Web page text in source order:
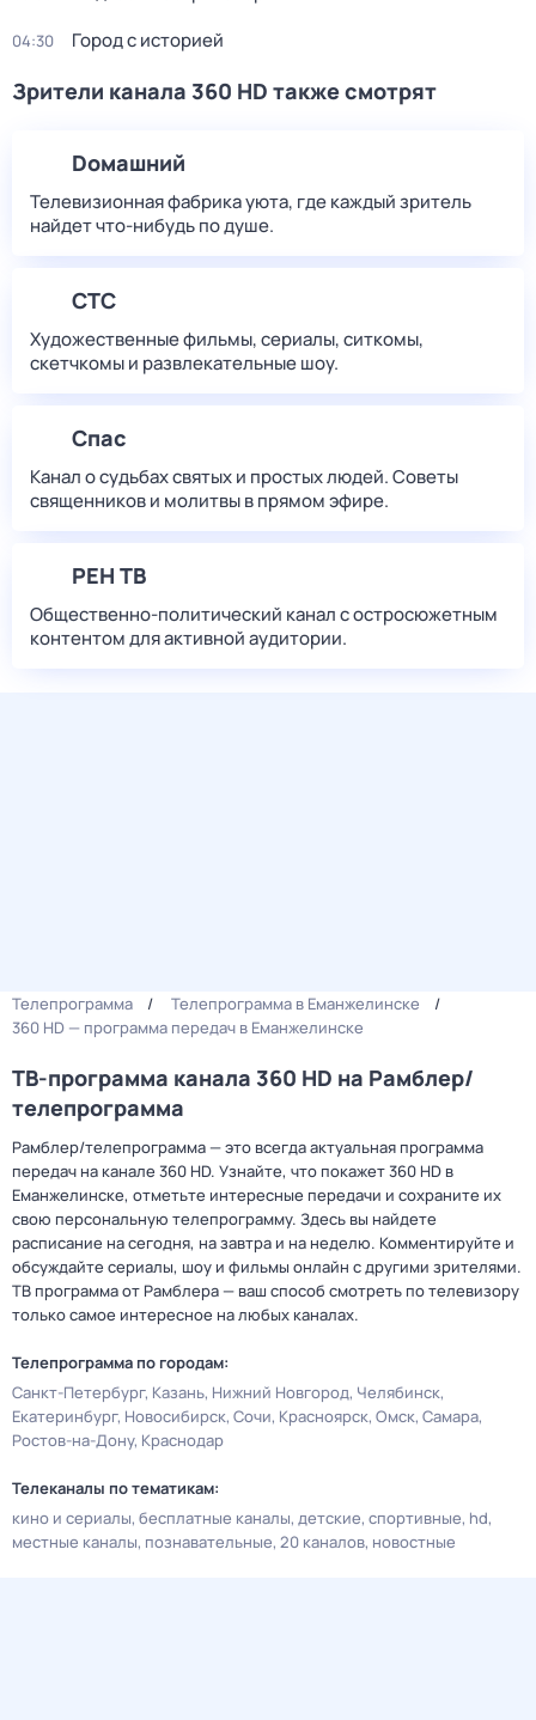
04:30 Город с историей
Зрители канала 360 HD также смотрят
Dомашний
Телевизионная фабрика уюта, где каждый зритель
найдет что‑нибудь по душе.
СТС
Художественные фильмы, сериалы, ситкомы,
скетчкомы и развлекательные шоу.
Спас
Канал о судьбах святых и простых людей. Советы
священников и молитвы в прямом эфире.
РЕН ТВ
Общественно-политический канал с остросюжетным
контентом для активной аудитории.
Телепрограмма
Телепрограмма в Еманжелинске
360 HD — программа передач в Еманжелинске
ТВ-программа канала 360 HD на Рамблер/
телепрограмма
Рамблер/телепрограмма — это всегда актуальная программа
передач на канале 360 HD. Узнайте, что покажет 360 HD в
Еманжелинске, отметьте интересные передачи и сохраните их
свою персональную телепрограмму. Здесь вы найдете
расписание на сегодня, на завтра и на неделю. Комментируйте и
обсуждайте сериалы, шоу и фильмы онлайн с другими зрителями.
ТВ программа от Рамблера — ваш способ смотреть по телевизору
только самое интересное на любых каналах.
Телепрограмма по городам:
Санкт-Петербург Казань Нижний Новгород Челябинск
Екатеринбург Новосибирск Сочи Красноярск Омск Самара
Ростов-на-Дону Краснодар
Телеканалы по тематикам:
кино и сериалы бесплатные каналы детские спортивные hd
местные каналы познавательные 20 каналов новостные